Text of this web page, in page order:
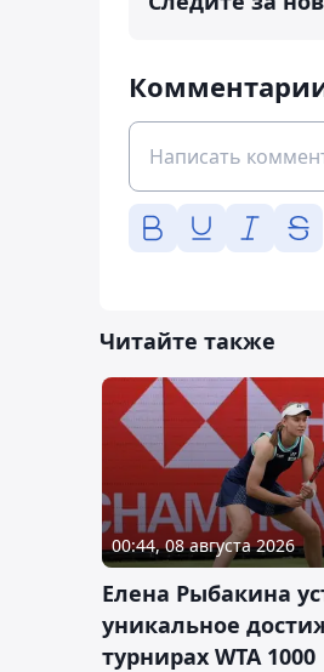
Читайте также
00:44, 08 августа 2026
Елена Рыбакина
уникальное
турнирах WTA 1000